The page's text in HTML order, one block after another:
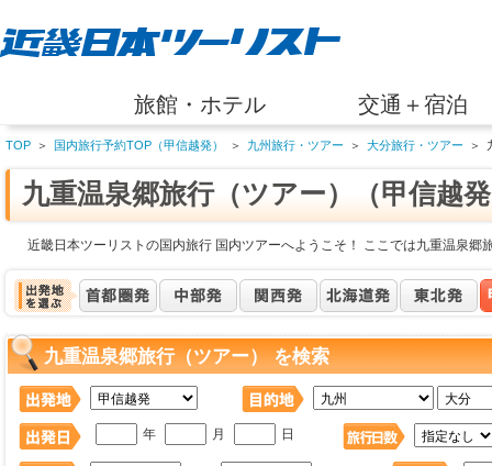
旅館・ホテル 交通＋宿泊
TOP ＞ 国内旅行予約TOP（甲信越発） ＞ 九州旅行・ツアー ＞ 大分旅行・ツアー ＞
九重温泉郷旅行（ツアー）（甲信越
近畿日本ツーリストの国内旅行 国内ツアーへようこそ！ ここでは九重温泉郷
九重温泉郷旅行（ツアー） を検索
年 月 日